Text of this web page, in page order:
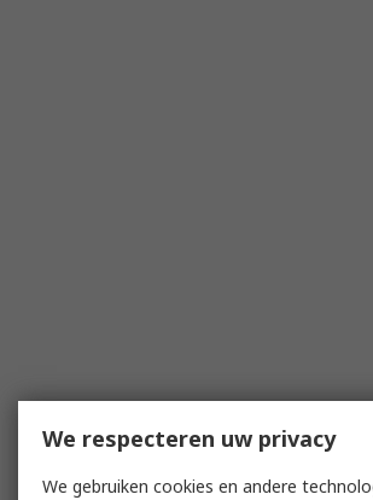
We respecteren uw privacy
We gebruiken cookies en andere